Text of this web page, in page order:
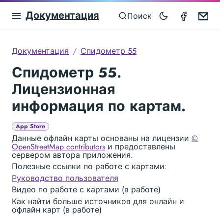
Документация Поиск
Документация Спидометр 55
Спидометр 55.
Лицензионная
информация по картам.
App Store
Данные офлайн карты основаны на лицензии ©
OpenStreetMap contributors и предоставлены
сервером автора приложения.
Полезные ссылки по работе с картами:
Руководство пользователя
Видео по работе с картами (в работе)
Как найти больше источников для онлайн и
офлайн карт (в работе)